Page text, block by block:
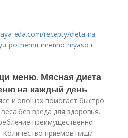
eda.com/recepty/dieta-na-
pochemu-imenno-myaso-i-
меню. Мясная диета
на каждый день
и овощах помогает быстро
без вреда для здоровья.
преимущественно
приемов пищи